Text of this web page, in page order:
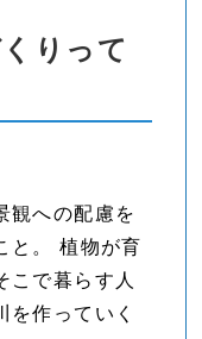
りって
観への配慮を
と。 植物が育
こで暮らす人
を作っていく